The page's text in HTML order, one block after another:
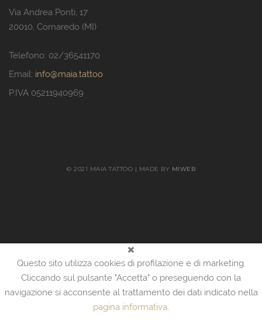
Via Andrea Ponti, 17
20010, Cornaredo (MI)
Telefono: 02/36541170
Email: info@maia.tattoo
P.IVA 05211940969
© 2021 MAIA TATTOO | MADE BY MIWEB
Questo sito utilizza cookies di profilazione e di marketing.
Cliccando sul pulsante "Accetta" o preseguendo con la
navigazione si acconsente al trattamento dei dati indicato nella
pagina informativa.